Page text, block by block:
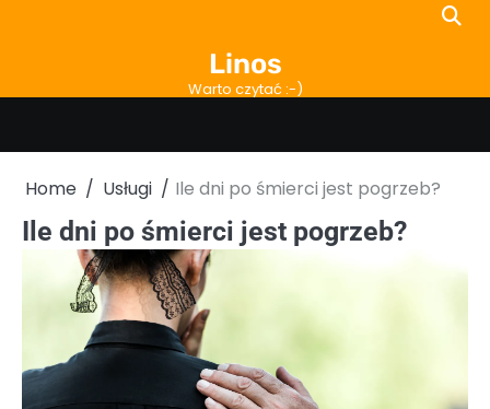
Linos
Warto czytać :-)
Home Usługi Ile dni po śmierci jest pogrzeb?
Ile dni po śmierci jest pogrzeb?